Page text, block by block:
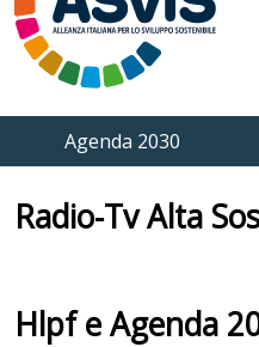
Agenda 2030
Radio-Tv Alta
Hlpf e Agenda